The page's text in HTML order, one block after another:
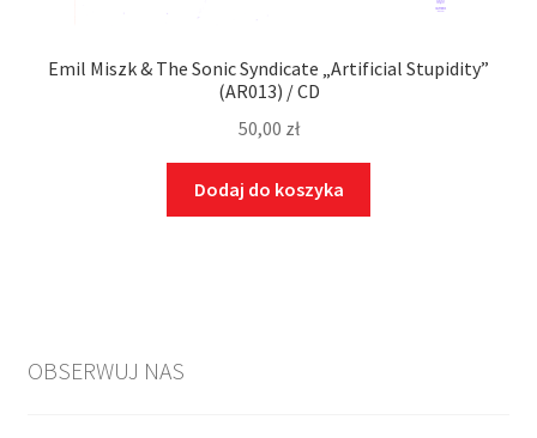
Emil Miszk & The Sonic Syndicate „Artificial Stupidity”
(AR013) / CD
50,00 zł
Dodaj do koszyka
OBSERWUJ NAS